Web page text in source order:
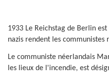
1933 Le Reichstag de Berlin
nazis rendent les communistes
Le communiste néerlandais
les lieux de l'incendie, est